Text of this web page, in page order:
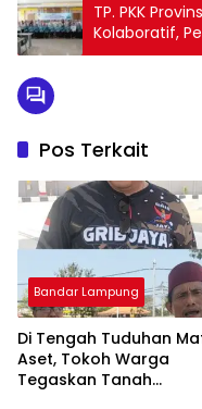
TP. PKK
Kolaboratif,
Pos Terkait
Bandar Lampung
Di Tengah Tuduhan
Aset, Tokoh Warga
Tegaskan Tanah